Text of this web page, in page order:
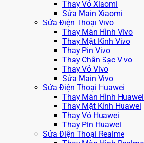
Thay Vỏ Xiaomi
Sửa Main Xiaomi
Sửa Điện Thoại Vivo
Thay Màn Hình Vivo
Thay Mặt Kính Vivo
Thay Pin Vivo
Thay Chân Sạc Vivo
Thay Vỏ Vivo
Sửa Main Vivo
Sửa Điện Thoại Huawei
Thay Màn Hình Huawei
Thay Mặt Kính Huawei
Thay Vỏ Huawei
Thay Pin Huawei
Sửa Điện Thoại Realme